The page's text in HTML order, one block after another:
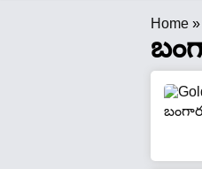
Home »